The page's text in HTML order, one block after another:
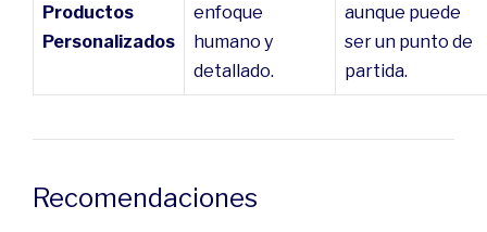
Productos
Personalizados
enfoque
humano y
detallado.
aunque puede
ser un punto de
partida.
Recomendaciones